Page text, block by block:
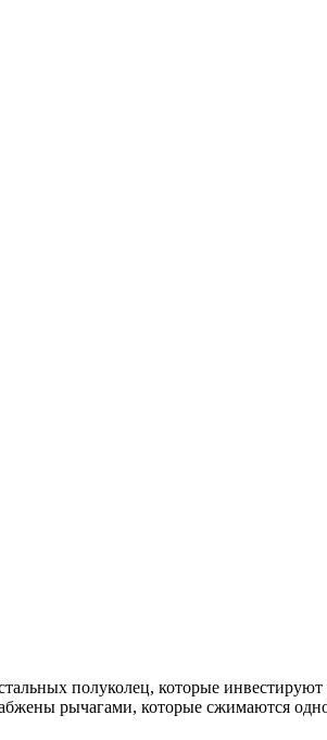
полуколец, которые
рычагами, которые сжимаются